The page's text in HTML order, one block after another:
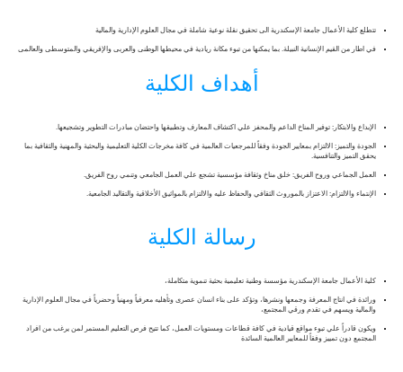
تتطلع كلية الأعمال جامعة الإسكندرية الى تحقيق نقلة نوعية شاملة في مجال العلوم الإدارية والمالية
في اطار من القيم الإنسانية النبيلة. بما يمكنها من تبوء مكانة ريادية في محيطها الوطنى والعربى والإفريقي والمتوسطى والعالمى
أهداف الكلية
الإبداع والابتكار: توفير المناخ الداعم والمحفز علي اكتشاف المعارف وتطبيقها واحتضان مبادرات التطوير وتشجيعها.
الجودة والتميز: الالتزام بمعايير الجودة وفقاً للمرجعيات العالمية في كافة مخرجات الكلية التعليمية والبحثية والمهنية والثقافية بما
يحقق التميز والتنافسية.
العمل الجماعي وروح الفريق: خلق مناخ وثقافة مؤسسية تشجع علي العمل الجامعي وتنمي روح الفريق.
الإنتماء والالتزام: الاعتزاز بالموروث الثقافي والحفاظ عليه والالتزام بالمواثيق الأخلاقية والتقاليد الجامعية.
رسالة الكلية
كلية الأعمال جامعة الإسكندرية مؤسسة وطنية تعليمية بحثية تنموية متكاملة،
ورائدة في انتاج المعرفة وجمعها ونشرها، وتؤكد على بناء انسان عصرى وتأهليه معرفياً ومهنياً وحضرياً في مجال العلوم الإدارية
والمالية ويسهم في تقدم ورقي المجتمع،
ويكون قادراً علي تبوء مواقع قيادية في كافة قطاعات ومستويات العمل، كما تتيح فرص التعليم المستمر لمن يرغب من افراد
المجتمع دون تمييز وفقاً للمعايير العالمية السائدة